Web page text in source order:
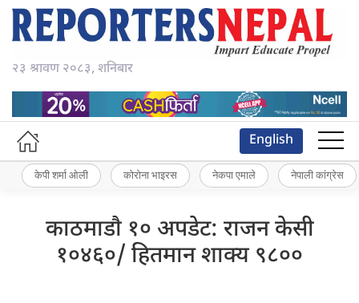
२३ श्रावण २०८३, शनिबार
English
केपी शर्मा ओली कोरोना भाइरस नेकपा एमाले नेपाली कांग्रेस
काठमाडाै १० अपडेट: राजन केसी
१०४६०/ हितमान शाक्य ९८००